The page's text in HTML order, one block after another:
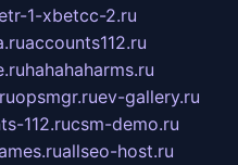
1-xbetcc-2.ru
accounts112.ru
hahahaharms.ru
opsmgr.ruev-gallery.ru
112.rucsm-demo.ru
allseo-host.ru